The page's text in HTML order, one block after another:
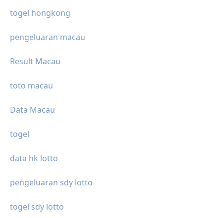
togel hongkong
pengeluaran macau
Result Macau
toto macau
Data Macau
togel
data hk lotto
pengeluaran sdy lotto
togel sdy lotto